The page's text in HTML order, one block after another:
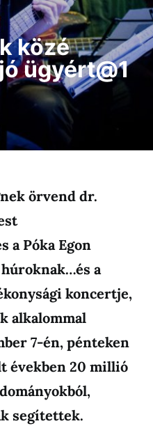
közé
ügyért@1
örvend dr.
a Póka Egon
a
koncertje,
alkalommal
7-én, pénteken
években 20 millió
segítettek.